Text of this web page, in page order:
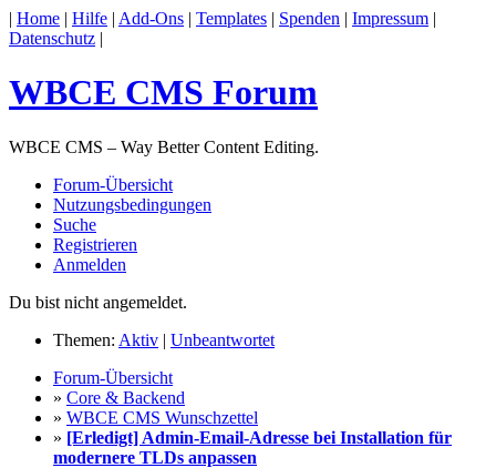
| Home | Hilfe | Add-Ons | Templates | Spenden | Impressum |
Datenschutz |
WBCE CMS Forum
WBCE CMS – Way Better Content Editing.
Forum-Übersicht
Nutzungsbedingungen
Suche
Registrieren
Anmelden
Du bist nicht angemeldet.
Themen: Aktiv | Unbeantwortet
Forum-Übersicht
» Core & Backend
» WBCE CMS Wunschzettel
» [Erledigt] Admin-Email-Adresse bei Installation für
modernere TLDs anpassen